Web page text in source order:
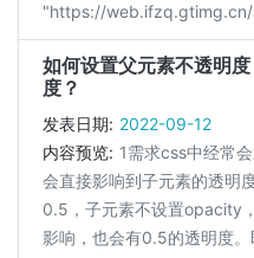
"https://
如何设置父元素不透明
度？
发表日期: 2022-09-12
内容预览: 1需求css中经常
会直接影响到子元素的透明
0.5，子元素不设置opacity
影响，也会有0.5的透明度